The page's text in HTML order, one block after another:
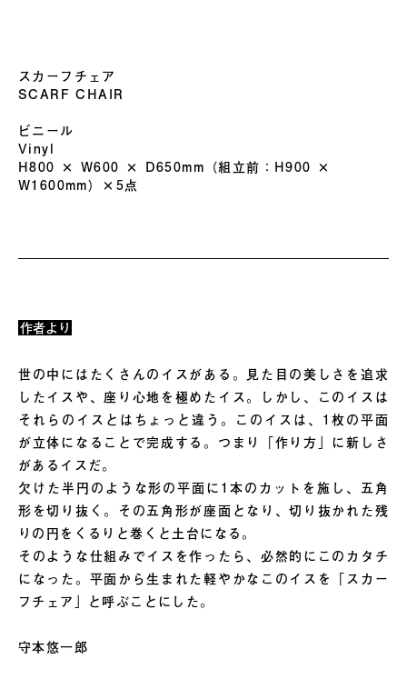
スカーフチェア
SCARF CHAIR
ビニール
Vinyl
H800 × W600 × D650mm（組立前：H900 ×
W1600mm）×5点
作者より
世の中にはたくさんのイスがある。見た目の美しさを追求
したイスや、座り心地を極めたイス。しかし、このイスは
それらのイスとはちょっと違う。このイスは、1枚の平面
が立体になることで完成する。つまり「作り方」に新しさ
があるイスだ。
欠けた半円のような形の平面に1本のカットを施し、五角
形を切り抜く。その五角形が座面となり、切り抜かれた残
りの円をくるりと巻くと土台になる。
そのような仕組みでイスを作ったら、必然的にこのカタチ
になった。平面から生まれた軽やかなこのイスを「スカー
フチェア」と呼ぶことにした。
守本悠一郎